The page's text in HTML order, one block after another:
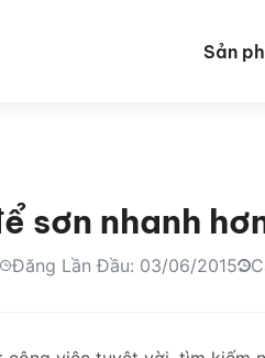
Sản
sơn nhanh
Đăng Lần Đầu: 03/06/2015